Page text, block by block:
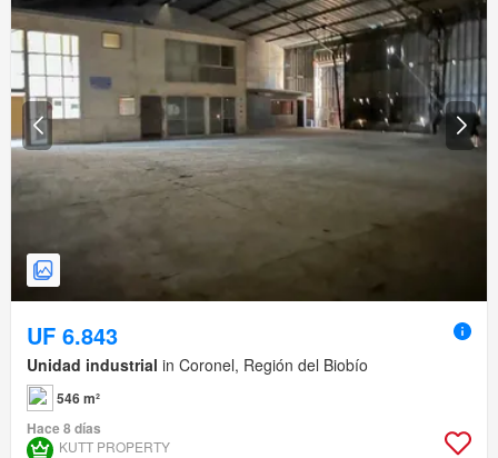
UF 6.843
Unidad industrial in Coronel, Región del Biobío
546 m²
Hace 8 días
KUTT PROPERTY